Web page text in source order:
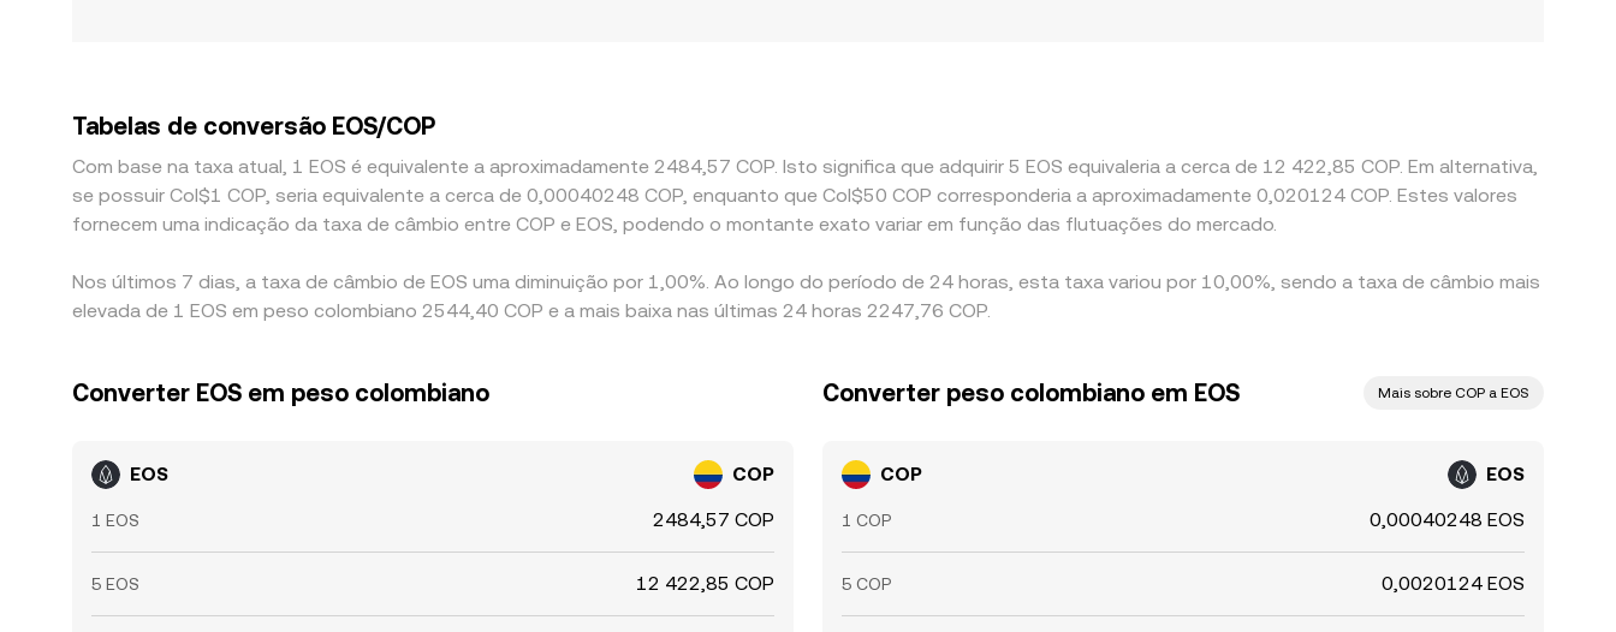
Tabelas de conversão EOS/COP
Com base na taxa atual, 1 EOS é equivalente a aproximadamente 2484,57 COP. Isto significa que adquirir 5 EOS equivaleria a cerca de 12 422,85 COP. Em alternativa,
se possuir Col$1 COP, seria equivalente a cerca de 0,00040248 COP, enquanto que Col$50 COP corresponderia a aproximadamente 0,020124 COP. Estes valores
fornecem uma indicação da taxa de câmbio entre COP e EOS, podendo o montante exato variar em função das flutuações do mercado.
Nos últimos 7 dias, a taxa de câmbio de EOS uma diminuição por 1,00%. Ao longo do período de 24 horas, esta taxa variou por 10,00%, sendo a taxa de câmbio mais
elevada de 1 EOS em peso colombiano 2544,40 COP e a mais baixa nas últimas 24 horas 2247,76 COP.
Converter EOS em peso colombiano
EOS COP
1 EOS 2484,57 COP
5 EOS 12 422,85 COP
Converter peso colombiano em EOS Mais sobre COP a EOS
COP EOS
1 COP 0,00040248 EOS
5 COP 0,0020124 EOS